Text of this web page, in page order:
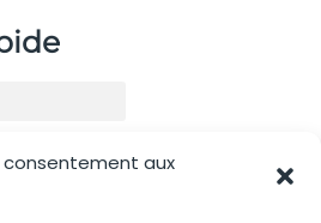
consentement aux